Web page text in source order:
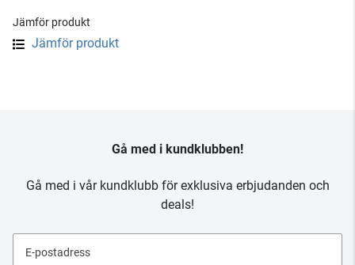
Jämför produkt
Jämför produkt
Gå med i kundklubben!
Gå med i vår kundklubb för exklusiva erbjudanden och
deals!
E-postadress